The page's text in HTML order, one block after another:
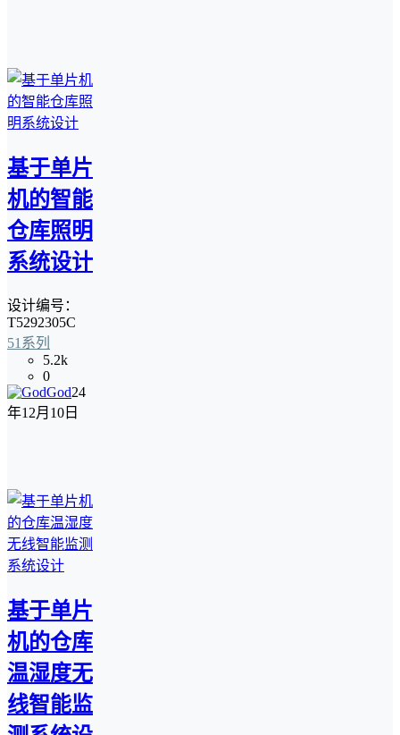
基于单片
机的智能
仓库照明
系统设计
设计编号：
T5292305C
51系列
5.2k
0
God24
年12月10日
基于单片
机的仓库
温湿度无
线智能监